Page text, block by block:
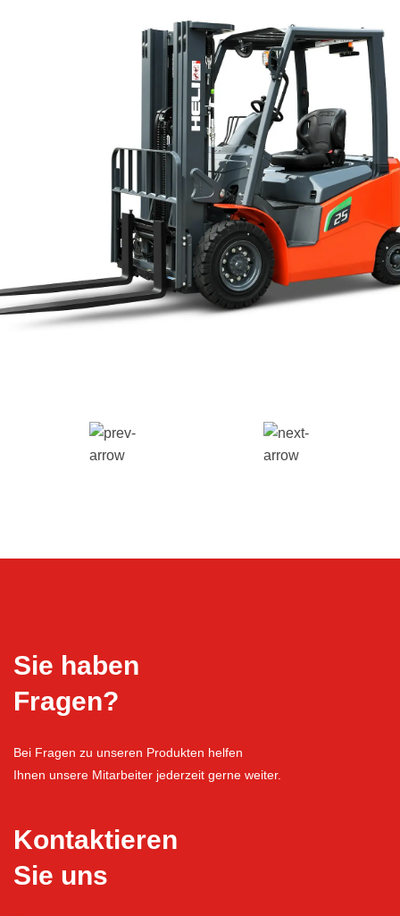
Sie haben
Fragen?
Bei Fragen zu unseren Produkten helfen
Ihnen unsere Mitarbeiter jederzeit gerne weiter.
Kontaktieren
Sie uns